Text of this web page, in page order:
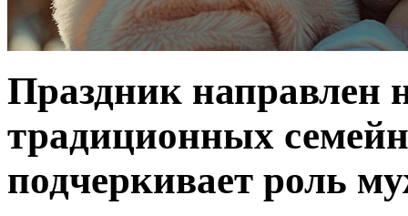
Праздник направлен
традиционных
подчеркивает роль